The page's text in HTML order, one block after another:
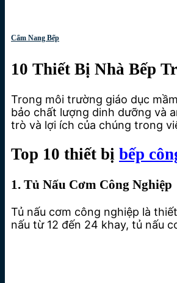
Cẩm Nang Bếp
10 Thiết Bị Nhà Bếp
Trong môi trường giáo dục
bảo chất lượng dinh dưỡng và
trò và lợi ích của chúng trong
Top 10 thiết bị bếp
1. Tủ Nấu Cơm Công Nghiệp
Tủ nấu cơm công nghiệp là
nấu từ 12 đến 24 khay, tủ nấu